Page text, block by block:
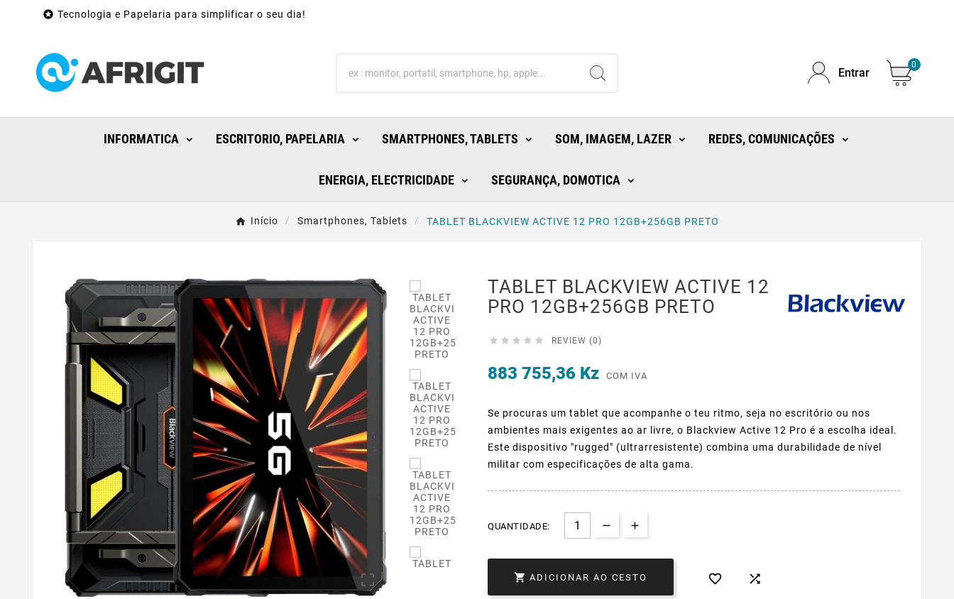
 Tecnologia e Papelaria para simplificar o seu dia!
Entrar
0
INFORMATICA ESCRITORIO, PAPELARIA SMARTPHONES, TABLETS SOM, IMAGEM, LAZER REDES, COMUNICAÇÕES
ENERGIA, ELECTRICIDADE SEGURANÇA, DOMOTICA
Início Smartphones, Tablets TABLET BLACKVIEW ACTIVE 12 PRO 12GB+256GB PRETO

TABLET BLACKVIEW ACTIVE 12
PRO 12GB+256GB PRETO
     REVIEW (0)
883 755,36 Kz COM IVA
Se procuras um tablet que acompanhe o teu ritmo, seja no escritório ou nos
ambientes mais exigentes ao ar livre, o Blackview Active 12 Pro é a escolha ideal.
Este dispositivo "rugged" (ultrarresistente) combina uma durabilidade de nível
militar com especificações de alta gama.
QUANTIDADE:
 ADICIONAR AO CESTO  